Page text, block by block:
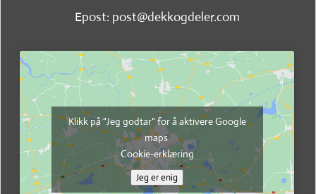
Epost: post@dekkogdeler.com
Klikk på "Jeg godtar" for å aktivere Google
maps
Cookie-erklæring
Jeg er enig